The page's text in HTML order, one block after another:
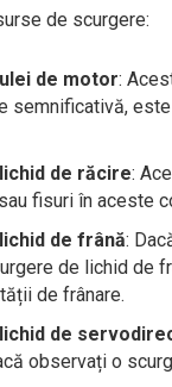
de scurgere:
de motor:
semnificativă,
de răcire:
fisuri în aceste
de frână:
de lichid de
de frânare.
de
observați o